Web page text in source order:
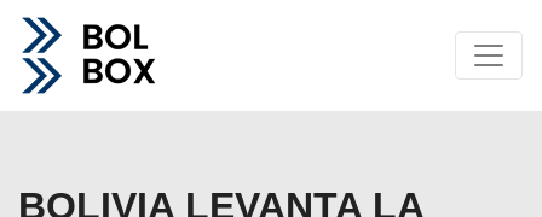
BOLIVIA LEVANTA LA